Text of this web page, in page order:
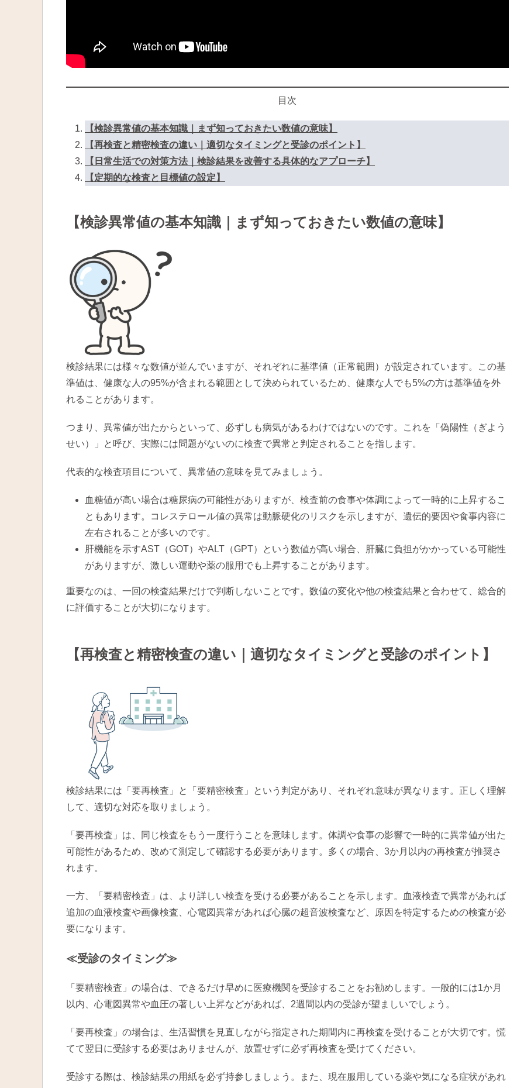
目次
【検診異常値の基本知識｜まず知っておきたい数値の意味】
【再検査と精密検査の違い｜適切なタイミングと受診のポイント】
【日常生活での対策方法｜検診結果を改善する具体的なアプローチ】
【定期的な検査と目標値の設定】
【検診異常値の基本知識｜まず知っておきたい数値の意味】
検診結果には様々な数値が並んでいますが、それぞれに基準値（正常範囲）が設定されています。この基
準値は、健康な人の95%が含まれる範囲として決められているため、健康な人でも5%の方は基準値を外
れることがあります。
つまり、異常値が出たからといって、必ずしも病気があるわけではないのです。これを「偽陽性（ぎよう
せい）」と呼び、実際には問題がないのに検査で異常と判定されることを指します。
代表的な検査項目について、異常値の意味を見てみましょう。
血糖値が高い場合は糖尿病の可能性がありますが、検査前の食事や体調によって一時的に上昇するこ
ともあります。コレステロール値の異常は動脈硬化のリスクを示しますが、遺伝的要因や食事内容に
左右されることが多いのです。
肝機能を示すAST（GOT）やALT（GPT）という数値が高い場合、肝臓に負担がかかっている可能性
がありますが、激しい運動や薬の服用でも上昇することがあります。
重要なのは、一回の検査結果だけで判断しないことです。数値の変化や他の検査結果と合わせて、総合的
に評価することが大切になります。
【再検査と精密検査の違い｜適切なタイミングと受診のポイント】
検診結果には「要再検査」と「要精密検査」という判定があり、それぞれ意味が異なります。正しく理解
して、適切な対応を取りましょう。
「要再検査」は、同じ検査をもう一度行うことを意味します。体調や食事の影響で一時的に異常値が出た
可能性があるため、改めて測定して確認する必要があります。多くの場合、3か月以内の再検査が推奨さ
れます。
一方、「要精密検査」は、より詳しい検査を受ける必要があることを示します。血液検査で異常があれば
追加の血液検査や画像検査、心電図異常があれば心臓の超音波検査など、原因を特定するための検査が必
要になります。
≪受診のタイミング≫
「要精密検査」の場合は、できるだけ早めに医療機関を受診することをお勧めします。一般的には1か月
以内、心電図異常や血圧の著しい上昇などがあれば、2週間以内の受診が望ましいでしょう。
「要再検査」の場合は、生活習慣を見直しながら指定された期間内に再検査を受けることが大切です。慌
てて翌日に受診する必要はありませんが、放置せずに必ず再検査を受けてください。
受診する際は、検診結果の用紙を必ず持参しましょう。また、現在服用している薬や気になる症状があれ